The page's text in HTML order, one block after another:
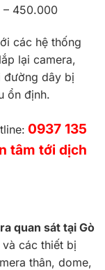
– 450.000
các hệ thống
lại camera,
đường dây bị
ổn định.
0937 135
tâm tới dịch
quan sát tại Gò
các thiết bị
thân, dome,